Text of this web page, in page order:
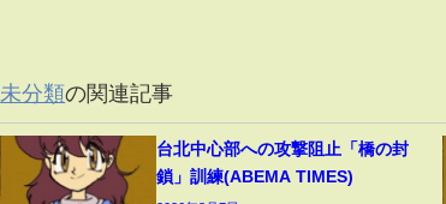
未分類の関連記事
台北中心部への攻撃阻止「橋の封
鎖」訓練(ABEMA TIMES)